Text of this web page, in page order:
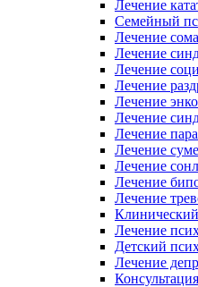
Лечение
Семейный
Лечение
Лечение
Лечение
Лечение
Лечение
Лечение
Лечение
Лечение
Лечение
Лечение
Лечение
Лечение
Детский
Лечение